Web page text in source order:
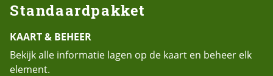
Standaardpakket
KAART & BEHEER
Bekijk alle informatie lagen op de kaart en beheer elk
element.